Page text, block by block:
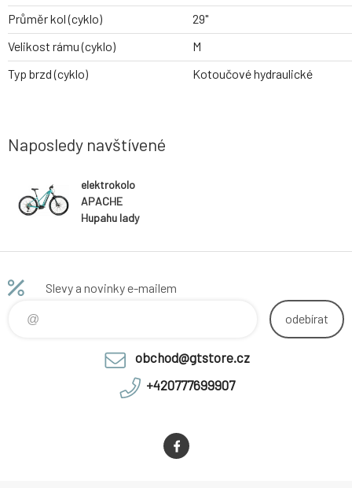
Průměr kol (cyklo)
29"
Velikost rámu (cyklo)
M
Typ brzd (cyklo)
Kotoučové hydraulické
Naposledy navštívené
elektrokolo
APACHE
Hupahu lady
Wh (M)
Slevy a novinky e-mailem
odebírat
obchod@gtstore.cz
+420777699907